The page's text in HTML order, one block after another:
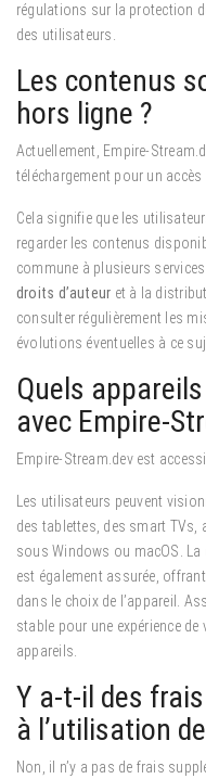
régulations sur la protection
des utilisateurs.
Les contenus
hors ligne ?
Actuellement, Empire-
téléchargement pour un accès
Cela signifie que les
regarder les contenus
commune à plusieurs
droits d’auteur et à la
consulter régulièrement les
évolutions éventuelles à ce
Quels
avec Empire-
Empire-Stream.dev est
Les utilisateurs peuvent
des tablettes, des smart TVs,
sous Windows ou macOS.
est également assurée,
dans le choix de l’appareil.
stable pour une expérience
appareils.
Y a-t-il des
à l’utilisation
Non, il n’y a pas de frais